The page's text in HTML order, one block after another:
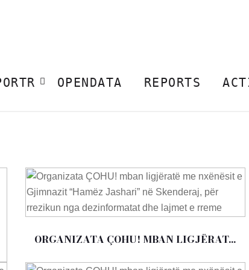
OPENDATA REPORTS
ORGANIZATA ÇOHU! MBAN LIGJËRAT...